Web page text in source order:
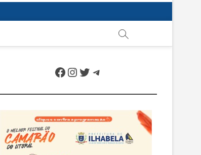
Facebook
Instagram
Twitter
Telegram